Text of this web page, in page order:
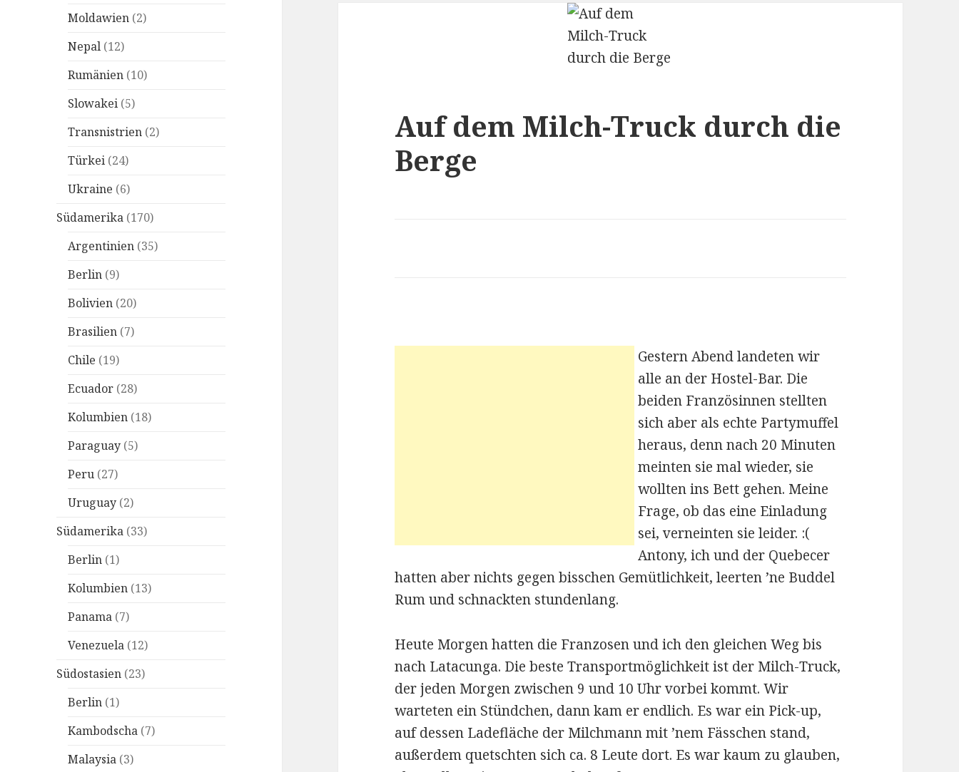
Moldawien (2)
Nepal (12)
Rumänien (10)
Slowakei (5)
Transnistrien (2)
Türkei (24)
Ukraine (6)
Südamerika (170)
Argentinien (35)
Berlin (9)
Bolivien (20)
Brasilien (7)
Chile (19)
Ecuador (28)
Kolumbien (18)
Paraguay (5)
Peru (27)
Uruguay (2)
Südamerika (33)
Berlin (1)
Kolumbien (13)
Panama (7)
Venezuela (12)
Südostasien (23)
Berlin (1)
Kambodscha (7)
Malaysia (3)
Auf dem Milch-Truck durch die
Berge
Gestern Abend landeten wir
alle an der Hostel-Bar. Die
beiden Französinnen stellten
sich aber als echte Partymuffel
heraus, denn nach 20 Minuten
meinten sie mal wieder, sie
wollten ins Bett gehen. Meine
Frage, ob das eine Einladung
sei, verneinten sie leider. :(
Antony, ich und der Quebecer
hatten aber nichts gegen bisschen Gemütlichkeit, leerten ’ne Buddel
Rum und schnackten stundenlang.
Heute Morgen hatten die Franzosen und ich den gleichen Weg bis
nach Latacunga. Die beste Transportmöglichkeit ist der Milch-Truck,
der jeden Morgen zwischen 9 und 10 Uhr vorbei kommt. Wir
warteten ein Stündchen, dann kam er endlich. Es war ein Pick-up,
auf dessen Ladefläche der Milchmann mit ’nem Fässchen stand,
außerdem quetschten sich ca. 8 Leute dort. Es war kaum zu glauben,